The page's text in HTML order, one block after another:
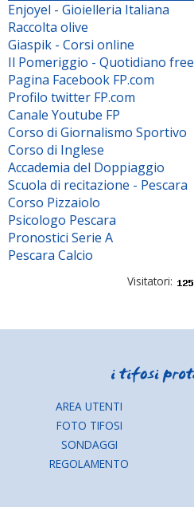
Enjoyel - Gioielleria Italiana
Raccolta olive
Giaspik - Corsi online
Il Pomeriggio - Quotidiano free
Pagina Facebook FP.com
Profilo twitter FP.com
Canale Youtube FP
Corso di Giornalismo Sportivo
Corso di Inglese
Accademia del Doppiaggio
Scuola di recitazione - Pescara
Corso Pizzaiolo
Psicologo Pescara
Pronostici Serie A
Pescara Calcio
Visitatori:
AREA UTENTI
FOTO TIFOSI
SONDAGGI
REGOLAMENTO